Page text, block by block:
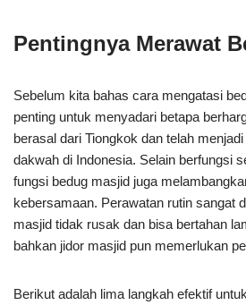
Pentingnya Merawat
Sebelum kita bahas cara mengatasi
penting untuk menyadari betapa
berasal dari Tiongkok dan telah
dakwah di Indonesia. Selain berfungsi
fungsi bedug masjid juga
kebersamaan. Perawatan rutin sangat
masjid tidak rusak dan bisa bertahan
bahkan jidor masjid pun memerlukan
Berikut adalah lima langkah efektif